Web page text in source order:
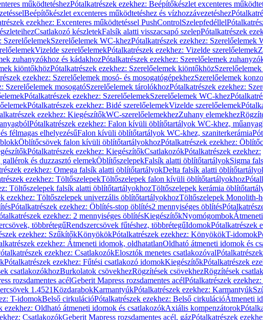
működtetéshezPótalkatrészek ezekhez: Beépítőkészlet excenteres
Beépítőkészlet excenteres működtetéshez és vízhozzávezetéshez
ezekhez: Excenteres működtetéssel PushControlSzelepfedéllel
Csatlakozó készletekFalsík alatti visszacsapó szelepPótalkatrészek
SzerelőelemekSzerelőelemek WC-khezPótalkatrészek ezekhez: Szerelőelemek
Vizelde szerelőelemekPótalkatrészek ezekhez: Vizelde szerelőelemek
zuhanyzókhoz és kádakhozPótalkatrészek ezekhez: Szerelőelemek
kiöntőkhözPótalkatrészek ezekhez: Szerelőelemek kiöntőkhöz
ezekhez: Szerelőelemek mosó- és mosogatógépekhezSzerelőelemek
Szerelőelemek mosogatóSzerelőelemek tárolókhozPótalkatrészek ezekhez:
Pótalkatrészek ezekhez: SzerelőelemekSzerelőelemek WC-khez
Pótalkatrészek ezekhez: Bidé szerelőelemekVizelde szerelőelemek
ezekhez: KiegészítőkWC-szerelőelemekhezZuhany elemekhez
Pótalkatrészek ezekhez: Falon kívüli öblítőtartályok WC-khez,
félmagas elhelyezésűFalon kívüli öblítőtartályok WC-khez, szaniterkerámia
Öblítőcsövek falon kívüli öblítőtartályokhozPótalkatrészek ezekhez:
Pótalkatrészek ezekhez: KiegészítőkCsatlakozókPótalkatrészek ezekhez:
és duzzasztó elemekÖblítőszelepekFalsík alatti öblítőtartályokSigma
ezekhez: Omega falsík alatti öblítőtartályokDelta falsík alatti
ezekhez: TöltőszelepekTöltőszelepek falon kívüli öblítőtartályokhoz
Töltőszelepek falsík alatti öblítőtartályokhozTöltőszelepek kerámia
ezekhez: Töltőszelepek univerzális öblítőtartályokhozTöltőszelepek Monolith-
Pótalkatrészek ezekhez: Öblítés-stop öblítés2 mennyiséges öblítés
ezekhez: 2 mennyiséges öblítésKiegészítőkNyomógombokÁtmeneti
többrétegűRendszercsövek fűtéshez, többrétegűIdomokPótalkatrészek
ezekhez: SzűkítőkKönyökökPótalkatrészek ezekhez: KönyökökT-idomok
ezekhez: Átmeneti idomok, oldhatatlanOldható átmeneti idomok és
ezekhez: CsatlakozókElosztók menetes csatlakozóval
Pótalkatrészek ezekhez: Fűtési csatlakozó idomokKiegészítőkPótalkatrészek
csatlakozókhozBurkolatok csövekhezRögzítések csövekhezRögzítések
rozsdamentes acélGeberit Mapress rozsdamentes acélPótalkatrészek
1.4521KözdarabokKarmantyúkPótalkatrészek ezekhez: Karmantyúk
T-idomokBelső cirkulációPótalkatrészek ezekhez: Belső cirkulációÁtmeneti
ezekhez: Oldható átmeneti idomok és csatlakozókAxiális kompenzátorok
CsatlakozókGeberit Mapress rozsdamentes acél, gázPótalkatrészek